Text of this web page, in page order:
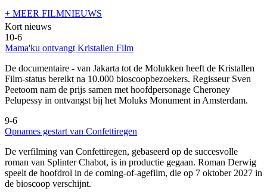
+ MEER FILMNIEUWS
Kort nieuws
10-6
Mama'ku ontvangt Kristallen Film
De documentaire - van Jakarta tot de Molukken heeft de Kristallen
Film-status bereikt na 10.000 bioscoopbezoekers. Regisseur Sven
Peetoom nam de prijs samen met hoofdpersonage Cheroney
Pelupessy in ontvangst bij het Moluks Monument in Amsterdam.
9-6
Opnames gestart van Confettiregen
De verfilming van Confettiregen, gebaseerd op de succesvolle
roman van Splinter Chabot, is in productie gegaan. Roman Derwig
speelt de hoofdrol in de coming-of-agefilm, die op 7 oktober 2027 in
de bioscoop verschijnt.